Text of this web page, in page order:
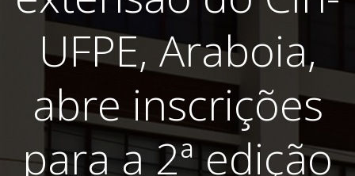
UFPE, Araboia,
abre inscrições
para a 2ª edição